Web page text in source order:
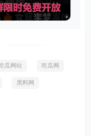
瓜网站 吃瓜网
黑料网